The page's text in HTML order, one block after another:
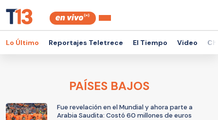
Lo Último Reportajes Teletrece El Tiempo Video
PAÍSES BAJOS
Fue revelación en el Mundial y ahora parte a
Arabia Saudita: Costó 60 millones de euros